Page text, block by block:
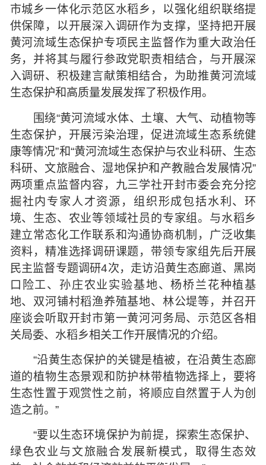
市城乡一体化示范区水稻乡，以强化组织联络提
供保障，以开展深入调研作为支撑，坚持把开展
黄河流域生态保护专项民主监督作为重大政治任
务，并将其与履行参政党职责相结合，与开展深
入调研、积极建言献策相结合，为助推黄河流域
生态保护和高质量发展发挥了积极作用。
围绕“黄河流域水体、土壤、大气、动植物等
生态保护，开展污染治理，促进流域生态系统健
康等情况”和“黄河流域生态保护与农业科研、生态
科研、文旅融合、湿地保护和产教融合发展情况”
两项重点监督内容，九三学社开封市委会充分挖
掘社内专家人才资源，组织形成包括水利、环
境、生态、农业等领域社员的专家组。与水稻乡
建立常态化工作联系和沟通协商机制，广泛收集
资料，精准选择调研课题，带领专家组先后开展
民主监督专题调研4次，走访沿黄生态廊道、黑岗
口险工、孙庄农业实验基地、杨桥兰花种植基
地、双河铺村稻渔养殖基地、林公堤等，并召开
座谈会听取开封市第一黄河河务局、示范区各相
关局委、水稻乡相关工作开展情况的介绍。
“沿黄生态保护的关键是植被，在沿黄生态廊
道的植物生态景观和防护林带植物选择上，要将
生态性置于观赏性之前，将顺应自然置于人为创
造之前。”
“要以生态环境保护为前提，探索生态保护、
绿色农业与文旅融合发展新模式，取得生态效